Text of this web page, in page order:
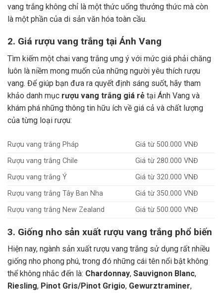
vang trắng không chỉ là một thức uống thưởng thức mà còn
là một phần của di sản văn hóa toàn cầu.
2. Giá rượu vang trắng tại Ánh Vang
Tìm kiếm một chai vang trắng ưng ý với mức giá phải chăng
luôn là niềm mong muốn của những người yêu thích rượu
vang. Để giúp bạn đưa ra quyết định sáng suốt, hãy tham
khảo danh mục rượu vang trắng giá rẻ tại Ánh Vang và
khám phá những thông tin hữu ích về giá cả và chất lượng
của từng loại rượu:
Rượu vang trắng Pháp
Giá từ 500.000 VNĐ
Rượu vang trắng Chile
Giá từ 280.000 VNĐ
Rượu vang trắng Ý
Giá từ 320.000 VNĐ
Rượu vang trắng Tây Ban Nha
Giá từ 350.000 VNĐ
Rượu vang trắng New Zealand
Giá từ 500.000 VNĐ
3. Giống nho sản xuất rượu vang trắng phổ biến
Hiện nay, ngành sản xuất rượu vang trắng sử dụng rất nhiều
giống nho phong phú, trong đó những cái tên nổi bật không
thể không nhắc đến là: Chardonnay, Sauvignon Blanc,
Riesling, Pinot Gris/Pinot Grigio, Gewurztraminer,